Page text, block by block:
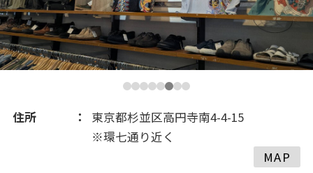
2018(343)
2017(308)
2016(289)
住所
東京都杉並区高円寺南4-4-15
※環七通り近く
MAP